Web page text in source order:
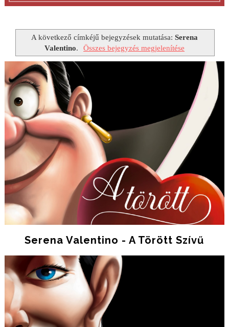
A következő címkéjű bejegyzések mutatása: Serena
Valentino. Összes bejegyzés megjelenítése
Serena Valentino - A Törött Szívű